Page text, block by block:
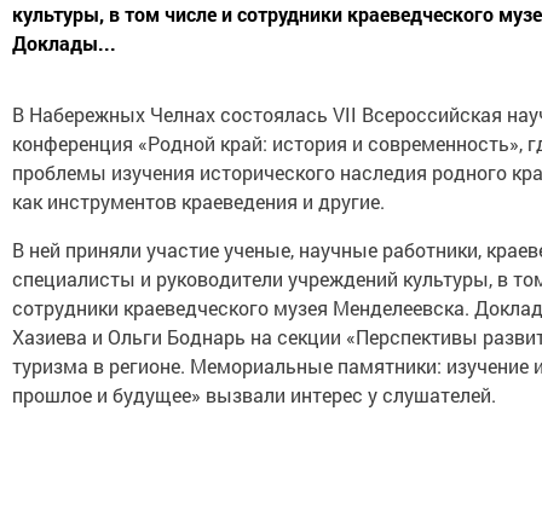
культуры, в том числе и сотрудники краеведческого
Доклады...
В Набережных Челнах состоялась VII Всероссийская
конференция «Родной край: история и современность»,
проблемы изучения исторического наследия родного
как инструментов краеведения и другие.
В ней приняли участие ученые, научные работники,
специалисты и руководители учреждений культуры, в
сотрудники краеведческого музея Менделеевска.
Хазиева и Ольги Боднарь на секции «Перспективы
туризма в регионе. Мемориальные памятники: изучение
прошлое и будущее» вызвали интерес у слушателей.